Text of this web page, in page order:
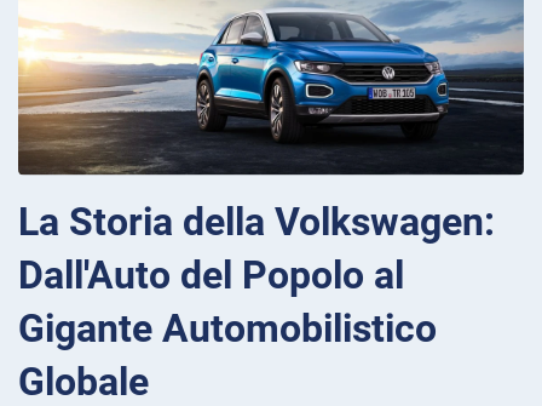
La Storia della Volkswagen:
Dall'Auto del Popolo al
Gigante Automobilistico
Globale